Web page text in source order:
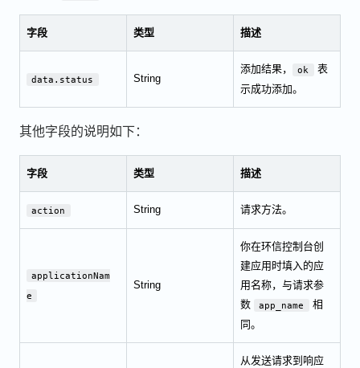
字段 类型 描述
data.status String
添加结果， ok
表
示成功添加。
其他字段的说明如下：
字段 类型 描述
action String 请求方法。
applicationNam
e
String
你在环信控制台创
建应用时填入的应
用名称，与请求参
数
app_name
相
同。
从发送请求到响应